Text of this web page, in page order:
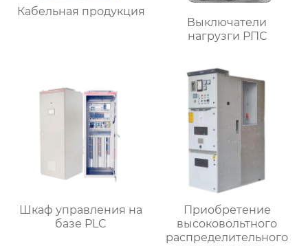
Кабельная продукция
Выключатели
нагрузги РПС
Шкаф управления на
базе PLC
Приобретение
высоковольтного
распределительного